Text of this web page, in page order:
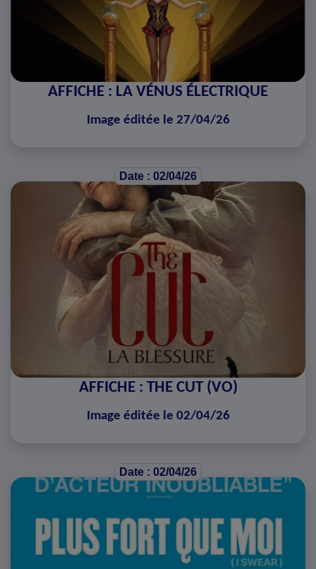
AFFICHE : LA VÉNUS ÉLECTRIQUE
Image éditée le 27/04/26
Date : 02/04/26
AFFICHE : THE CUT (VO)
Image éditée le 02/04/26
Date : 02/04/26